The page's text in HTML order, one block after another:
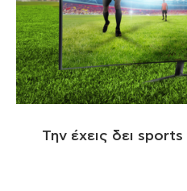
Την έχεις δει